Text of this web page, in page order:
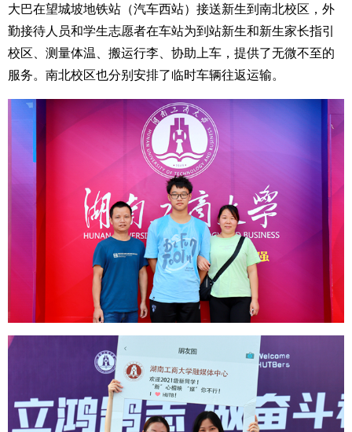
大巴在望城坡地铁站（汽车西站）接送新生到南北校区，外
勤接待人员和学生志愿者在车站为到站新生和新生家长指引
校区、测量体温、搬运行李、协助上车，提供了无微不至的
服务。南北校区也分别安排了临时车辆往返运输。